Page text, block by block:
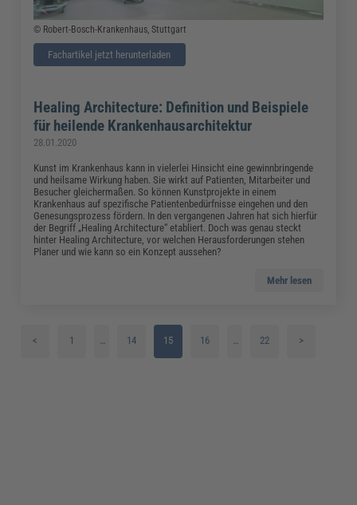
© Robert-Bosch-Krankenhaus, Stuttgart
Fachartikel jetzt herunterladen
Healing Architecture: Definition und Beispiele
für heilende Krankenhausarchitektur
28.01.2020
Kunst im Krankenhaus kann in vielerlei Hinsicht eine gewinnbringende
und heilsame Wirkung haben. Sie wirkt auf Patienten, Mitarbeiter und
Besucher gleichermaßen. So können Kunstprojekte in einem
Krankenhaus auf spezifische Patientenbedürfnisse eingehen und den
Genesungsprozess fördern. In den vergangenen Jahren hat sich hierfür
der Begriff „Healing Architecture“ etabliert. Doch was genau steckt
hinter Healing Architecture, vor welchen Herausforderungen stehen
Planer und wie kann so ein Konzept aussehen?
Mehr lesen
< 1 … 14 15 16 … 22 >